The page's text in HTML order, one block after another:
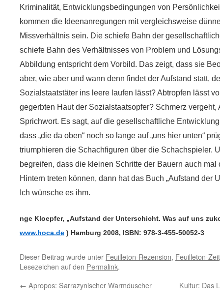
Kriminalität, Entwicklungsbedingungen von
kommen die Ideenanregungen mit vergleichsweise
Missverhältnis sein. Die schiefe Bahn der
schiefe Bahn des Verhältnisses von Problem und
Abbildung entspricht dem Vorbild. Das zeigt, dass sie
aber, wie aber und wann denn findet der Aufstand statt,
Sozialstaatstäter ins leere laufen lässt? Abtropfen lässt
gegerbten Haut der Sozialstaatsopfer? Schmerz vergeht,
Sprichwort. Es sagt, auf die gesellschaftliche
dass „die da oben“ noch so lange auf „uns hier unten“
triumphieren die Schachfiguren über die Schachspieler.
begreifen, dass die kleinen Schritte der Bauern auch
Hintern treten können, dann hat das Buch „Aufstand der
Ich wünsche es ihm.
nge Kloepfer, „Aufstand der Unterschicht. Was auf uns
www.hoca.de ) Hamburg 2008, ISBN: 978-3-455-50052-3
Dieser Beitrag wurde unter Feuilleton-Rezension, Feuilleton-
Lesezeichen auf den Permalink.
← Apropos: Sarrazynischer Warmduscher Kultur: Das